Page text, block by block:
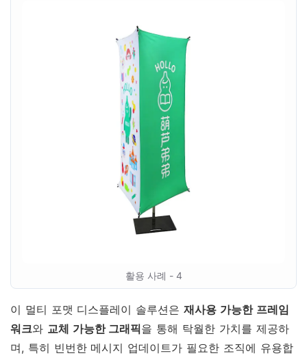
활용 사례 - 4
이 멀티 포맷 디스플레이 솔루션은 재사용 가능한 프레임
워크와 교체 가능한 그래픽을 통해 탁월한 가치를 제공하
며, 특히 빈번한 메시지 업데이트가 필요한 조직에 유용합